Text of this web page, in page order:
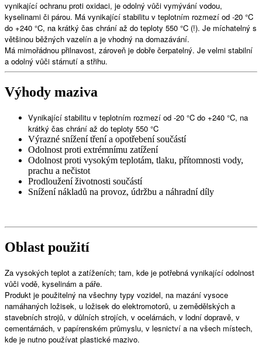
vynikající ochranu proti oxidaci, je odolný vůči vymývání vodou,
kyselinami či párou. Má vynikající stabilitu v teplotním rozmezí od -20 °C
do +240 °C, na krátký čas chrání až do teploty 550 °C (!). Je míchatelný s
většinou běžných vazelín a je vhodný na domazávání.
Má mimořádnou přilnavost, zároveň je dobře čerpatelný. Je velmi stabilní
a odolný vůči stárnutí a střihu.
Výhody maziva
Vynikající stabilitu v teplotním rozmezí od -20 °C do +240 °C, na
krátký čas chrání až do teploty 550 °C
Výrazné snížení tření a opotřebení součástí
Odolnost proti extrémnímu zatížení
Odolnost proti vysokým teplotám, tlaku, přítomnosti vody,
prachu a nečistot
Prodloužení životnosti součástí
Snížení nákladů na provoz, údržbu a náhradní díly
Oblast použití
Za vysokých teplot a zatíženích; tam, kde je potřebná vynikající odolnost
vůči vodě, kyselinám a páře.
Produkt je použitelný na všechny typy vozidel, na mazání vysoce
namáhaných ložisek, u ložisek do elektromotorů, u zemědělských a
stavebních strojů, v důlních strojích, v ocelárnách, v lodní dopravě, v
cementárnách, v papírenském průmyslu, v lesnictví a na všech místech,
kde je nutno používat plastické mazivo.